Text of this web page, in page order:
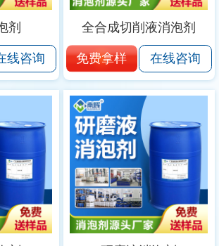
剂
线咨询
全合成切削液消泡剂
免费拿样 在线咨询